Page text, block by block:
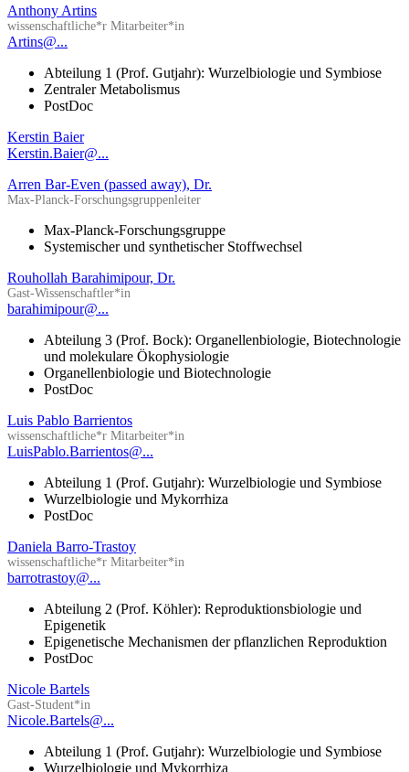
Anthony Artins
wissenschaftliche*r Mitarbeiter*in
Artins@...
Abteilung 1 (Prof. Gutjahr): Wurzelbiologie und Symbiose
Zentraler Metabolismus
PostDoc
Kerstin Baier
Kerstin.Baier@...
Arren Bar-Even (passed away), Dr.
Max-Planck-Forschungsgruppenleiter
Max-Planck-Forschungsgruppe
Systemischer und synthetischer Stoffwechsel
Rouhollah Barahimipour, Dr.
Gast-Wissenschaftler*in
barahimipour@...
Abteilung 3 (Prof. Bock): Organellenbiologie, Biotechnologie
und molekulare Ökophysiologie
Organellenbiologie und Biotechnologie
PostDoc
Luis Pablo Barrientos
wissenschaftliche*r Mitarbeiter*in
LuisPablo.Barrientos@...
Abteilung 1 (Prof. Gutjahr): Wurzelbiologie und Symbiose
Wurzelbiologie und Mykorrhiza
PostDoc
Daniela Barro-Trastoy
wissenschaftliche*r Mitarbeiter*in
barrotrastoy@...
Abteilung 2 (Prof. Köhler): Reproduktionsbiologie und
Epigenetik
Epigenetische Mechanismen der pflanzlichen Reproduktion
PostDoc
Nicole Bartels
Gast-Student*in
Nicole.Bartels@...
Abteilung 1 (Prof. Gutjahr): Wurzelbiologie und Symbiose
Wurzelbiologie und Mykorrhiza